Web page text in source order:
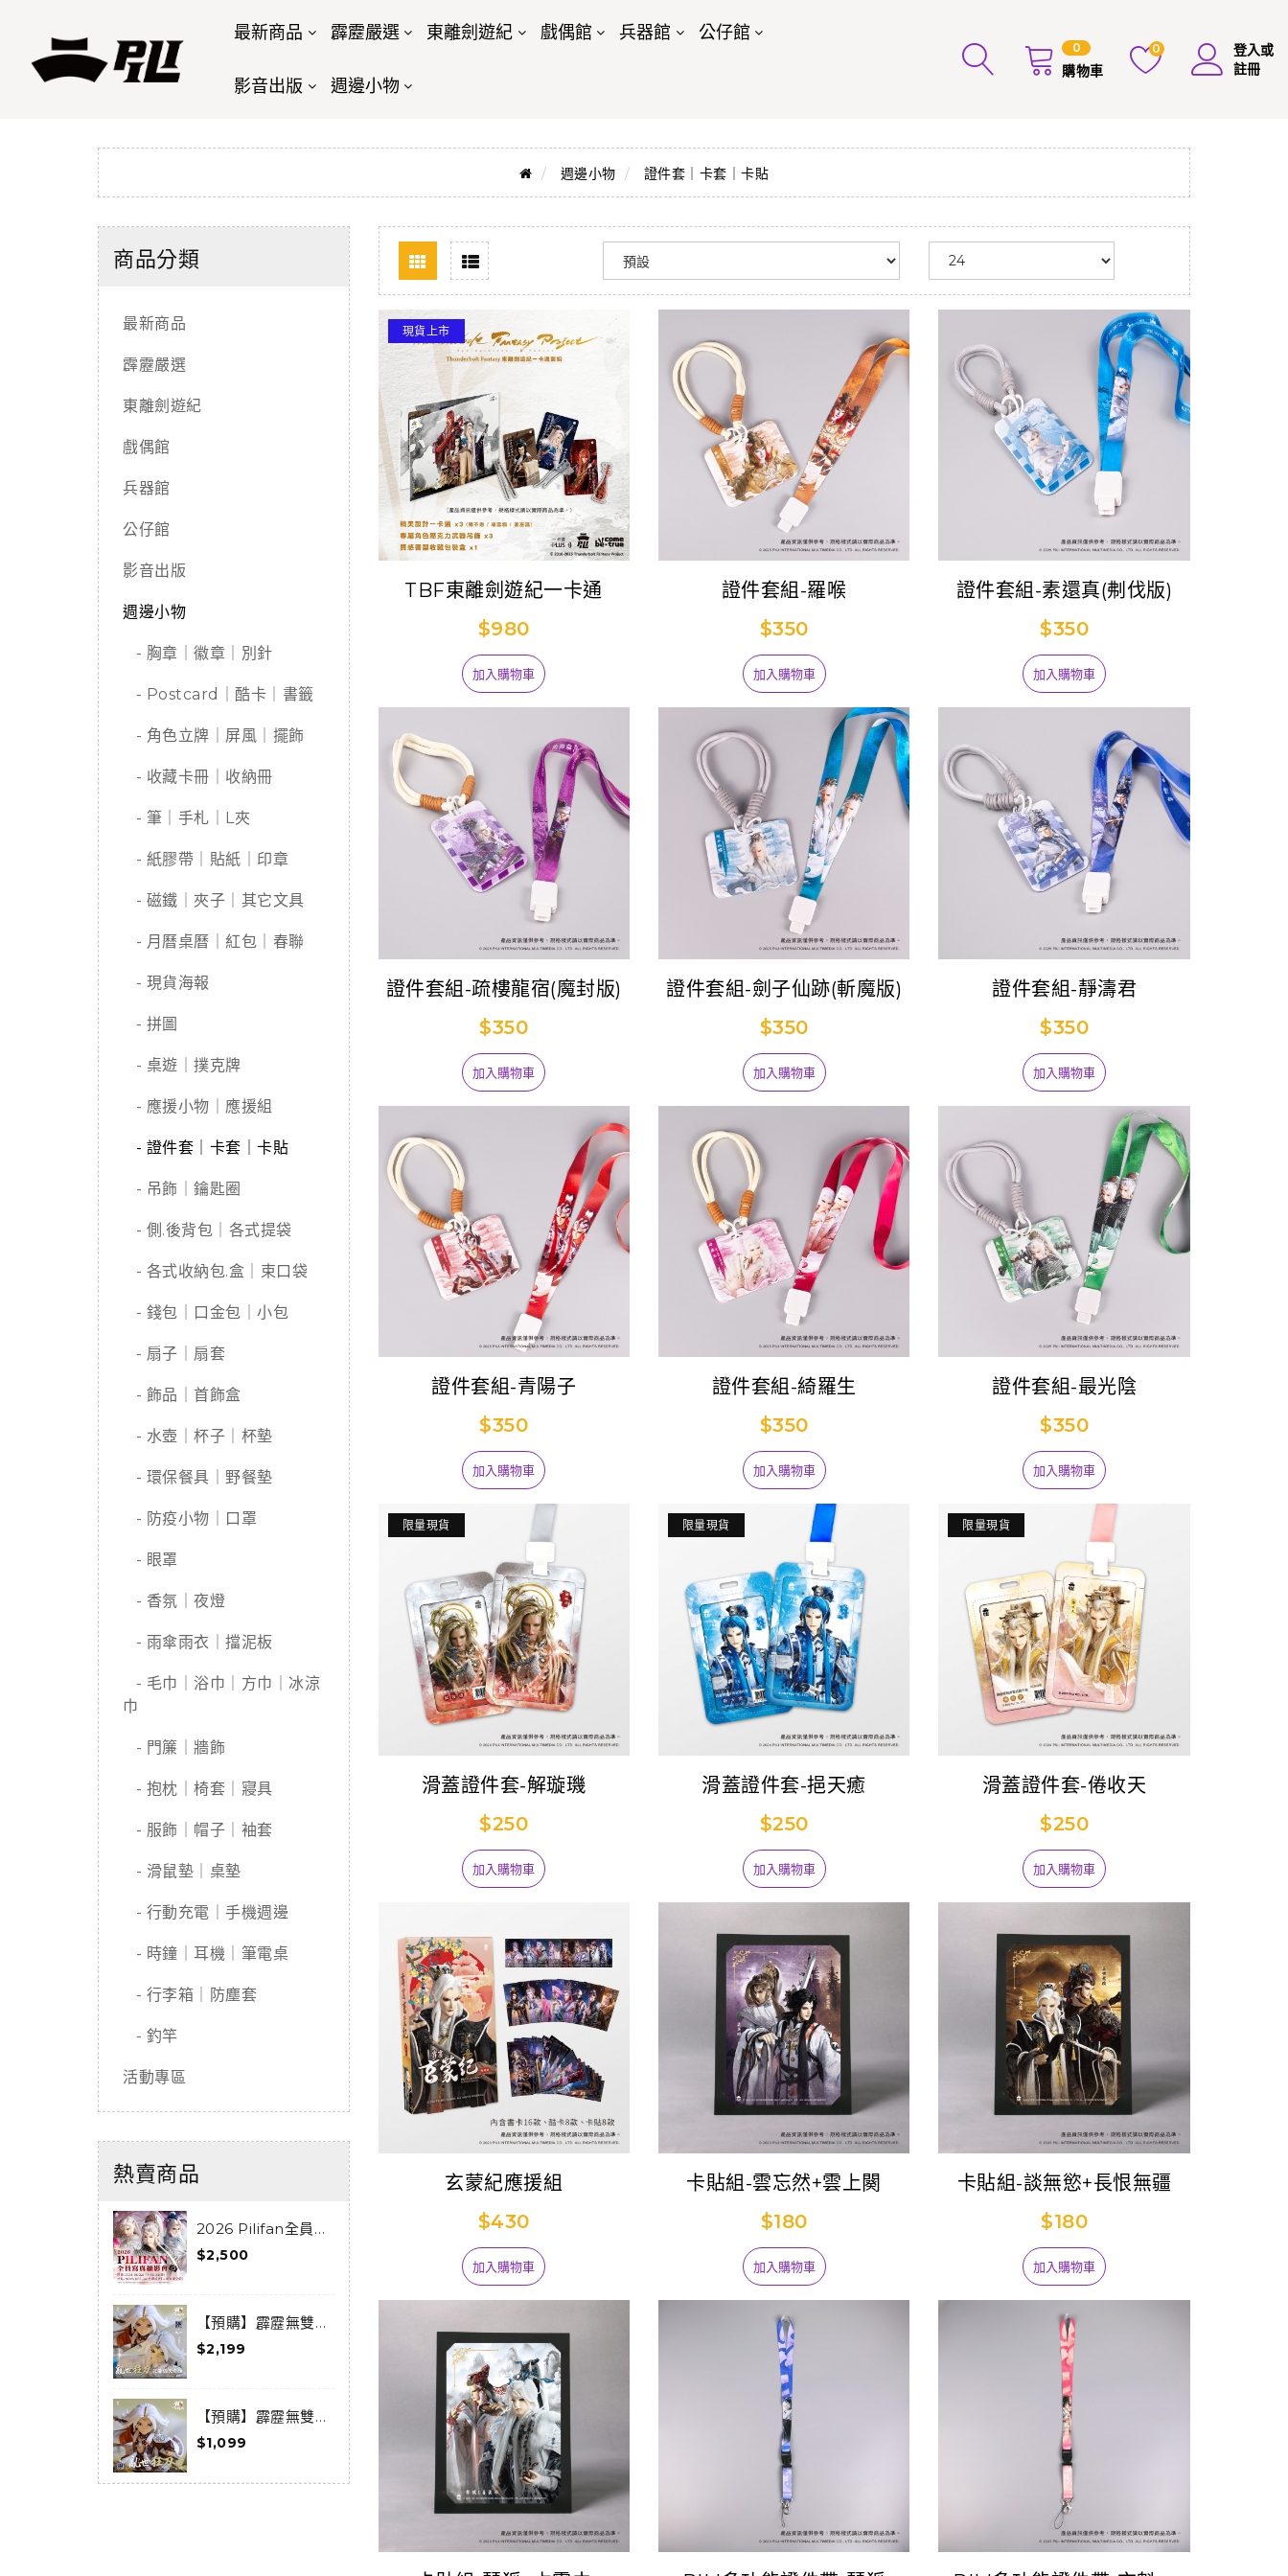
最新商品 霹靂嚴選 東離劍遊紀 戲偶館 兵器館 公仔館
影音出版 週邊小物
0
購物車
0
登入或
註冊
週邊小物 證件套｜卡套｜卡貼
商品分類
最新商品
霹靂嚴選
東離劍遊紀
戲偶館
兵器館
公仔館
影音出版
週邊小物
- 胸章｜徽章｜別針
- Postcard｜酷卡｜書籤
- 角色立牌｜屏風｜擺飾
- 收藏卡冊｜收納冊
- 筆｜手札｜L夾
- 紙膠帶｜貼紙｜印章
- 磁鐵｜夾子｜其它文具
- 月曆桌曆｜紅包｜春聯
- 現貨海報
- 拼圖
- 桌遊｜撲克牌
- 應援小物｜應援組
- 證件套｜卡套｜卡貼
- 吊飾｜鑰匙圈
- 側.後背包｜各式提袋
- 各式收納包.盒｜束口袋
- 錢包｜口金包｜小包
- 扇子｜扇套
- 飾品｜首飾盒
- 水壺｜杯子｜杯墊
- 環保餐具｜野餐墊
- 防疫小物｜口罩
- 眼罩
- 香氛｜夜燈
- 雨傘雨衣｜擋泥板
- 毛巾｜浴巾｜方巾｜冰涼
巾
- 門簾｜牆飾
- 抱枕｜椅套｜寢具
- 服飾｜帽子｜袖套
- 滑鼠墊｜桌墊
- 行動充電｜手機週邊
- 時鐘｜耳機｜筆電桌
- 行李箱｜防塵套
- 釣竿
活動專區
熱賣商品
2026 Pilifan全員寫
真攝影會活動套組
$2,500
【預購】霹靂無雙
3D激戰天下-亂世狂
刀-狂龍傲天套組(預
$2,199
【預購】霹靂無雙
3D激戰天下-天下
014-亂世狂刀 (已結
$1,099
【預購】霹靂兵鋒譜
004-御皇 (疏樓龍
$3,300
克牌
$270
【盲抽】PILI晶透御
守吊飾集抽包
$168
現貨上市
TBF東離劍遊紀一卡通
$980
加入購物車
證件套組-羅喉
$350
加入購物車
證件套組-素還真(刜伐版)
$350
加入購物車
證件套組-疏樓龍宿(魔封版)
$350
加入購物車
證件套組-劍子仙跡(斬魔版)
$350
加入購物車
證件套組-靜濤君
$350
加入購物車
證件套組-青陽子
$350
加入購物車
證件套組-綺羅生
$350
加入購物車
證件套組-最光陰
$350
加入購物車
限量現貨
滑蓋證件套-解璇璣
$250
加入購物車
限量現貨
滑蓋證件套-挹天癒
$250
加入購物車
限量現貨
滑蓋證件套-倦收天
$250
加入購物車
玄蒙紀應援組
$430
加入購物車
卡貼組-雲忘然+雲上闋
$180
加入購物車
卡貼組-談無慾+長恨無疆
$180
加入購物車